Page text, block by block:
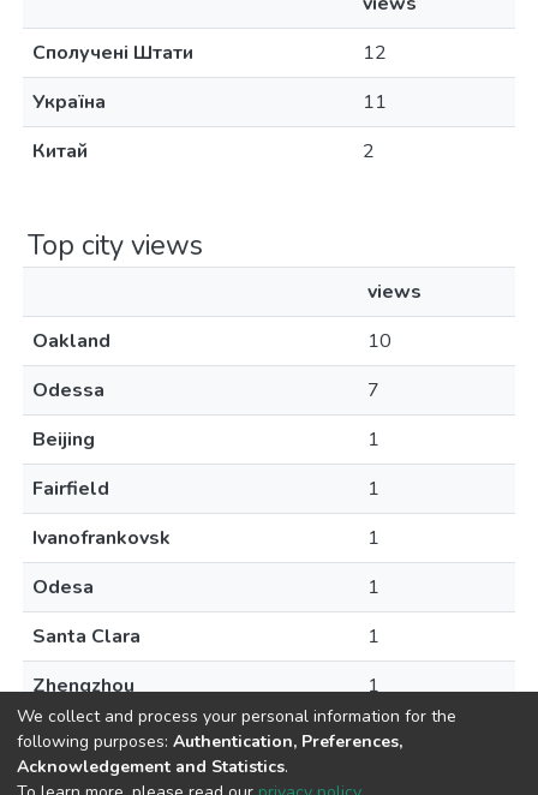
Сполучені Штати
12
Україна
11
Китай
2
Top city views
views
Oakland
10
Odessa
7
Beijing
1
Fairfield
1
Ivanofrankovsk
1
Odesa
1
Santa Clara
1
Zhengzhou
1
We collect and process your personal information for the
following purposes: Authentication, Preferences,
Acknowledgement and Statistics.